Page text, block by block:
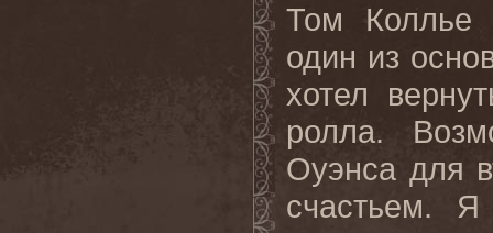
Том Коллье
один из
хотел
ролла.
Оуэнса для
счастьем.